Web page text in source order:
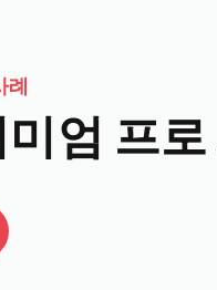
례
엄 프